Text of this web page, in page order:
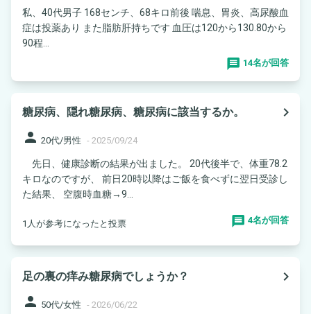
私、40代男子 168センチ、68キロ前後 喘息、胃炎、高尿酸血
症は投薬あり また脂肪肝持ちです 血圧は120から130.80から
90程...
14名が回答
糖尿病、隠れ糖尿病、糖尿病に該当するか。
navigate_next
person 20代/男性 - 2025/09/24
先日、健康診断の結果が出ました。 20代後半で、体重78.2
キロなのですが、 前日20時以降はご飯を食べずに翌日受診し
た結果、 空腹時血糖→9...
1人が参考になったと投票 4名が回答
足の裏の痒み糖尿病でしょうか？
navigate_next
person 50代/女性 - 2026/06/22